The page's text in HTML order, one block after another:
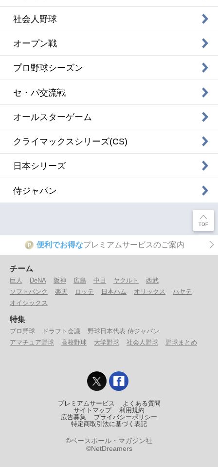
社会人野球
オープン戦
プロ野球シーズン
セ・パ交流戦
オールスターゲーム
クライマックスシリーズ(CS)
日本シリーズ
侍ジャパン
P 便利でお得なプレミアムサービスのご案内
チーム
巨人 DeNA 阪神 広島 中日 ヤクルト
西武
ソフトバンク
楽天 ロッテ 日本ハム オリックス
ハヤテ
オイシックス
特集
プロ野球 ドラフト会議
野球日本代表 侍ジャパン
アマチュア野球
高校野球 大学野球 社会人野球 野球まとめ
プレミアムサービス
よくある質問
サイトマップ
利用規約
広告募集
プライバシーポリシー
特定商取引法に基づく表記
©ベースボール・マガジン社
©NetDreamers